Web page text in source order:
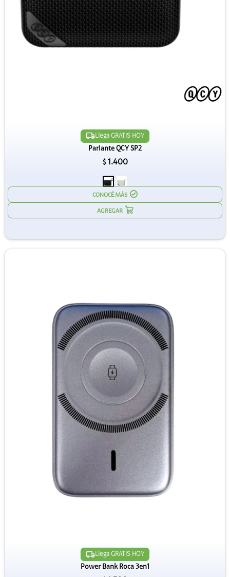
Llega GRATIS HOY
Parlante QCY SP2
$ 1.400
CONOCÉ MÁS
Llega GRATIS HOY
Power Bank Roca 3en1